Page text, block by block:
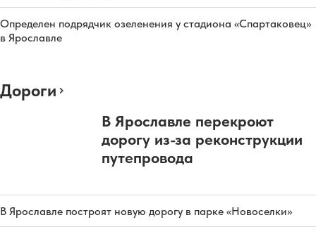
Определен подрядчик озеленения у стадиона «Спартаковец»
в Ярославле
Дороги
В Ярославле перекроют
дорогу из-за реконструкции
путепровода
В Ярославле построят новую дорогу в парке «Новоселки»